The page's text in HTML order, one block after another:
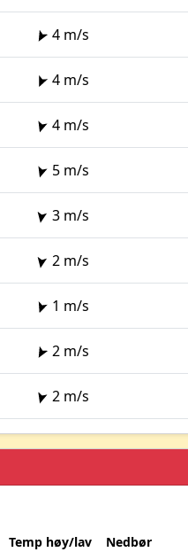
4 m/s
4 m/s
4 m/s
5 m/s
3 m/s
2 m/s
1 m/s
2 m/s
2 m/s
Temp høy/lav Nedbør